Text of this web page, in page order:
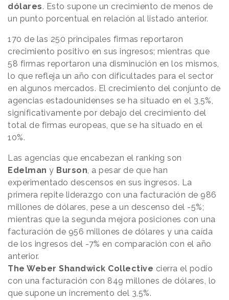
dólares. Esto supone un crecimiento de menos de
un punto porcentual en relación al listado anterior.
170 de las 250 principales firmas reportaron
crecimiento positivo en sus ingresos; mientras que
58 firmas reportaron una disminución en los mismos,
lo que refleja un año con dificultades para el sector
en algunos mercados. El crecimiento del conjunto de
agencias estadounidenses se ha situado en el 3,5%,
significativamente por debajo del crecimiento del
total de firmas europeas, que se ha situado en el
10%.
Las agencias que encabezan el ranking son
Edelman y Burson, a pesar de que han
experimentado descensos en sus ingresos. La
primera repite liderazgo con una facturación de 986
millones de dólares, pese a un descenso del -5%;
mientras que la segunda mejora posiciones con una
facturación de 956 millones de dólares y una caída
de los ingresos del -7% en comparación con el año
anterior.
The Weber Shandwick Collective cierra el podio
con una facturación con 849 millones de dólares, lo
que supone un incremento del 3,5%.